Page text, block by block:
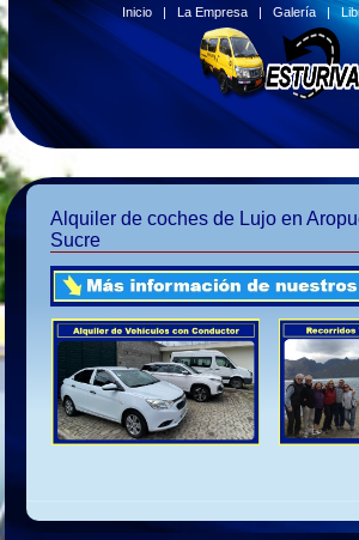
Inicio |La Empresa |Galería |
Alquiler de coches de Lujo en
Sucre